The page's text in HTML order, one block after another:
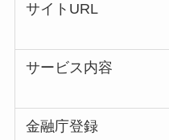
サイトURL
サービス内容
金融庁登録